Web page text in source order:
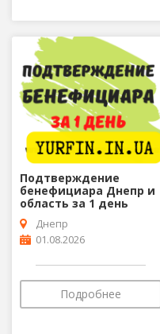
Подтверждение
бенефициара Днепр и
область за 1 день
Днепр
01.08.2026
Подробнее